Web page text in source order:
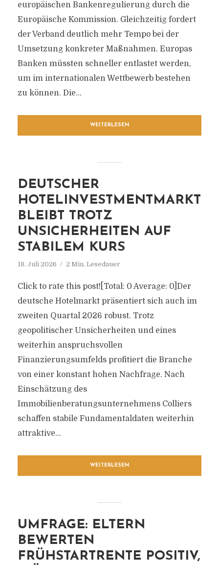
europäischen Bankenregulierung durch die
Europäische Kommission. Gleichzeitig fordert
der Verband deutlich mehr Tempo bei der
Umsetzung konkreter Maßnahmen. Europas
Banken müssten schneller entlastet werden,
um im internationalen Wettbewerb bestehen
zu können. Die...
WEITERLESEN
DEUTSCHER
HOTELINVESTMENTMARKT
BLEIBT TROTZ
UNSICHERHEITEN AUF
STABILEM KURS
18. Juli 2026 2 Min. Lesedauer
Click to rate this post![Total: 0 Average: 0]Der
deutsche Hotelmarkt präsentiert sich auch im
zweiten Quartal 2026 robust. Trotz
geopolitischer Unsicherheiten und eines
weiterhin anspruchsvollen
Finanzierungsumfelds profitiert die Branche
von einer konstant hohen Nachfrage. Nach
Einschätzung des
Immobilienberatungsunternehmens Colliers
schaffen stabile Fundamentaldaten weiterhin
attraktive...
WEITERLESEN
UMFRAGE: ELTERN
BEWERTEN
FRÜHSTARTRENTE POSITIV,